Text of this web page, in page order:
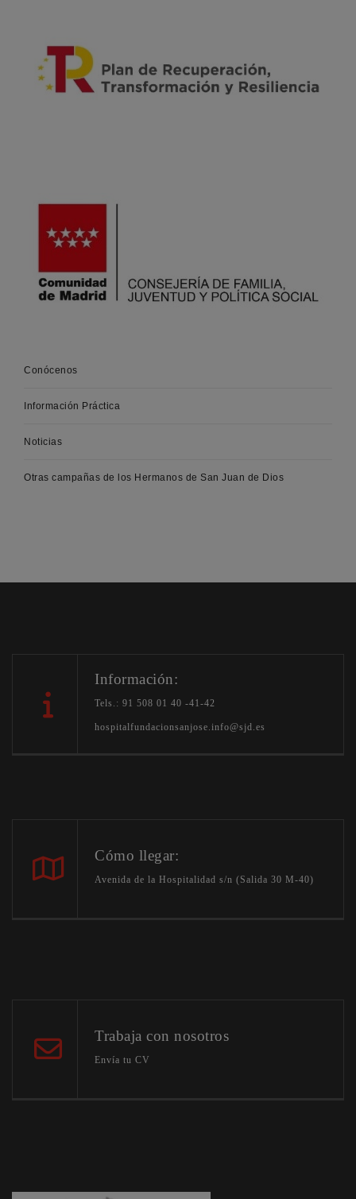
Conócenos
Información Práctica
Noticias
Otras campañas de los Hermanos de San Juan de Dios
Información:
Tels.: 91 508 01 40 -41-42
hospitalfundacionsanjose.info@sjd.es
Cómo llegar:
Avenida de la Hospitalidad s/n (Salida 30 M-40)
Trabaja con nosotros
Envía tu CV